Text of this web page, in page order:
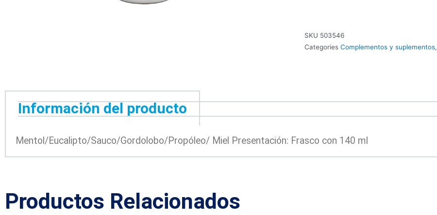
SKU 503546
Categories Complementos y suplementos,
Información del producto
Mentol/Eucalipto/Sauco/Gordolobo/Propóleo/ Miel Presentación: Frasco con 140 ml
Productos Relacionados